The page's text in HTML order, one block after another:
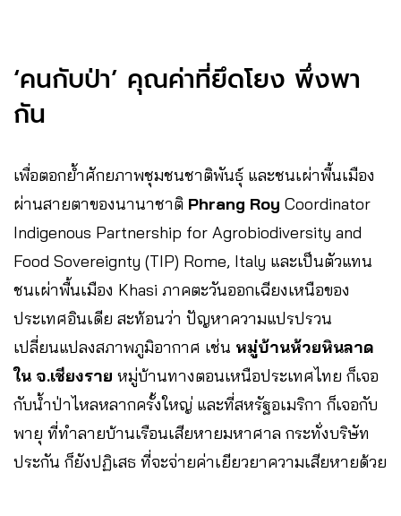
‘คนกับป่า’ คุณค่าที่ยึดโยง พึ่งพา
กัน
เพื่อตอกย้ำศักยภาพชุมชนชาติพันธุ์ และชนเผ่าพื้นเมือง
ผ่านสายตาของนานาชาติ Phrang Roy Coordinator
Indigenous Partnership for Agrobiodiversity and
Food Sovereignty (TIP) Rome, Italy และเป็นตัวแทน
ชนเผ่าพื้นเมือง Khasi ภาคตะวันออกเฉียงเหนือของ
ประเทศอินเดีย สะท้อนว่า ปัญหาความแปรปรวน
เปลี่ยนแปลงสภาพภูมิอากาศ เช่น หมู่บ้านห้วยหินลาด
ใน จ.เชียงราย หมู่บ้านทางตอนเหนือประเทศไทย ก็เจอ
กับน้ำป่าไหลหลากครั้งใหญ่ และที่สหรัฐอเมริกา ก็เจอกับ
พายุ ที่ทำลายบ้านเรือนเสียหายมหาศาล กระทั่งบริษัท
ประกัน ก็ยังปฏิเสธ ที่จะจ่ายค่าเยียวยาความเสียหายด้วย